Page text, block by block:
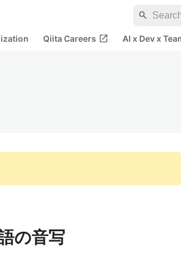
search
Qiita Careers open_in_new AI x Dev x
の音写